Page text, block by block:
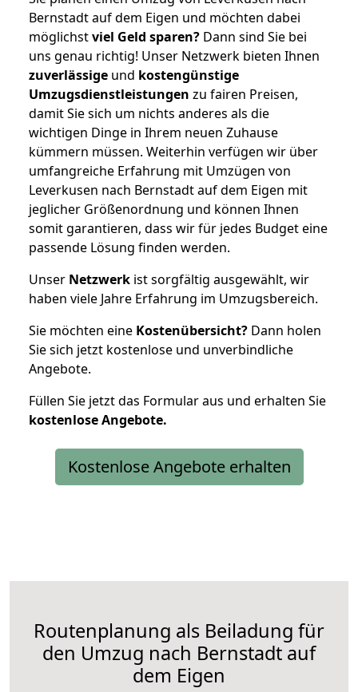
Bernstadt auf dem Eigen und möchten dabei
möglichstviel Geld sparen? Dann sind Sie bei
uns genau richtig! Unser Netzwerk bieten Ihnen
zuverlässige und kostengünstige
Umzugsdienstleistungen zu fairen Preisen,
damit Sie sich um nichts anderes als die
wichtigen Dinge in Ihrem neuen Zuhause
kümmern müssen. Weiterhin verfügen wir über
umfangreiche Erfahrung mit Umzügen von
Leverkusen nach Bernstadt auf dem Eigen mit
jeglicher Größenordnung und können Ihnen
somit garantieren, dass wir für jedes Budget eine
passende Lösung finden werden.
Unser Netzwerk ist sorgfältig ausgewählt, wir
haben viele Jahre Erfahrung im Umzugsbereich.
Sie möchten eine Kostenübersicht? Dann holen
Sie sich jetzt kostenlose und unverbindliche
Angebote.
Füllen Sie jetzt das Formular aus und erhalten Sie
kostenloseAngebote.
Kostenlose Angebote erhalten
Routenplanung als Beiladung für
den Umzug nach Bernstadt auf
dem Eigen